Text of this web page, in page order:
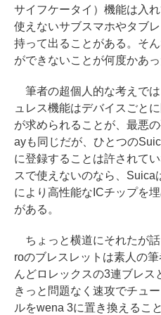
サイフケータイ）機能は入
使えないサブスマホやタブ
持って出ることがある。そ
ができないことが何度かあっ
筆者の超個人的な考えで
ュレス機能はデバイスごと
が求められることが、最悪
ayも同じだが、ひとつの
に登録することは許されて
スで使えないのなら、Suica
により高性能なICチップを
がある。
ちょっと横道にそれたが
roのブレスレットは素人の
んどロレックスの3連ブレス
きっと問題なく速攻でチュ
ルをwena 3に置き換えるこ